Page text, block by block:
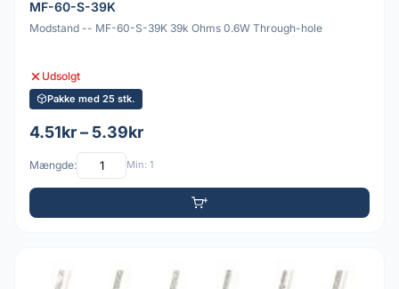
MF-60-S-39K
Modstand -- MF-60-S-39K 39k Ohms 0.6W Through-hole
Udsolgt
Pakke med 25 stk.
4.51kr – 5.39kr
Mængde: Min: 1